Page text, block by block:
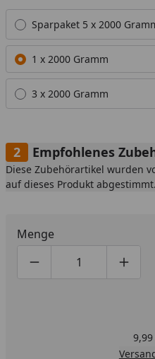
Widerrufs- und
nicht gültig.
Alle anzeigen (3)
Sparpaket 5 x 2000
1 x 2000 Gramm
3 x 2000 Gramm
Empfohlenes
Diese Zubehörartikel wurden
auf dieses Produkt abgestimmt.
Menge
Produktmenge um